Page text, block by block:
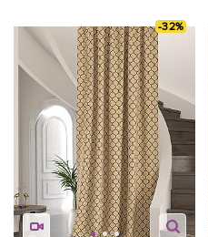
-32%